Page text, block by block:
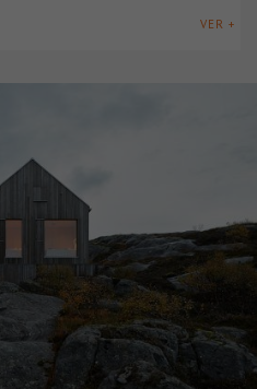
VER +